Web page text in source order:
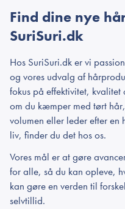
Find dine nye
SuriSuri.dk
Hos SuriSuri.dk er vi
og vores udvalg af
fokus på effektivitet,
om du kæmper med tørt
volumen eller leder efter en
liv, finder du det hos os.
Vores mål er at gøre
for alle, så du kan opleve,
kan gøre en verden til
selvtillid.